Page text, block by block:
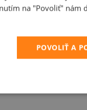
na "Povoliť" nám
POVOLIŤ A